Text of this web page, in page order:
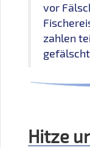
vor
zahlen
Hitze